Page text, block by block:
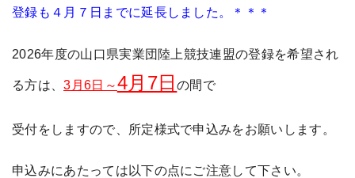
登録も４月７日までに延長しました。＊＊＊
2026年度の山口県実業団陸上競技連盟の登録を希望され
る方は、3月6日～4月7日の間で
受付をしますので、所定様式で申込みをお願いします。
申込みにあたっては以下の点にご注意して下さい。